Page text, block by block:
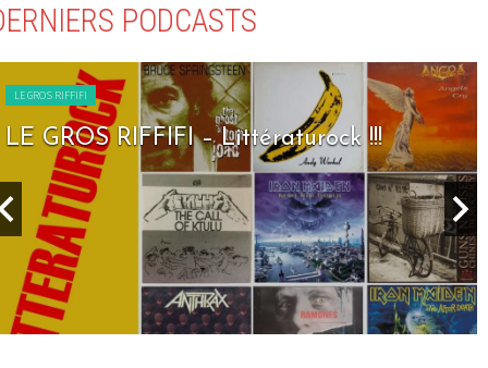
PODCASTS
LE GROS RIFFIFI
LE GROS RIFFIFI – Seven Days To Rock !!!